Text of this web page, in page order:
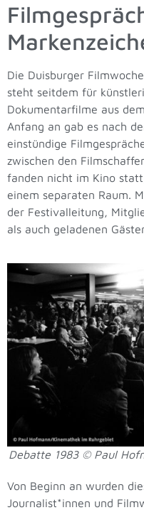
Die Duisburger
steht seitdem für
Dokumentarfilme aus
Anfang an gab es nach
einstündige
zwischen den
fanden nicht im Kino
einem separaten Raum.
der Festivalleitung,
als auch geladenen
Debatte 1983 © Paul
Von Beginn an wurden
Journalist*innen und